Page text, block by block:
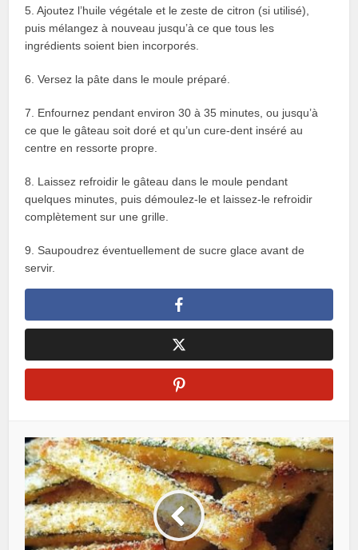
5. Ajoutez l’huile végétale et le zeste de citron (si utilisé),
puis mélangez à nouveau jusqu’à ce que tous les
ingrédients soient bien incorporés.
6. Versez la pâte dans le moule préparé.
7. Enfournez pendant environ 30 à 35 minutes, ou jusqu’à
ce que le gâteau soit doré et qu’un cure-dent inséré au
centre en ressorte propre.
8. Laissez refroidir le gâteau dans le moule pendant
quelques minutes, puis démoulez-le et laissez-le refroidir
complètement sur une grille.
9. Saupoudrez éventuellement de sucre glace avant de
servir.